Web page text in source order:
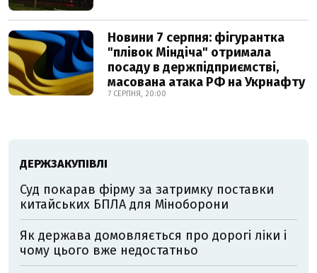
Новини 7 серпня: фігурантка
"плівок Міндіча" отримала
посаду в держпідприємстві,
масована атака РФ на Укрнафту
7 СЕРПНЯ, 20:00
ДЕРЖЗАКУПІВЛІ
Суд покарав фірму за затримку поставки
китайських БПЛА для Міноборони
Як держава домовляється про дорогі ліки і
чому цього вже недостатньо